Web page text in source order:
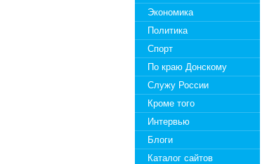
Экономика
Политика
Спорт
По краю Донскому
Служу России
Кроме того
Интервью
Блоги
Каталог сайтов